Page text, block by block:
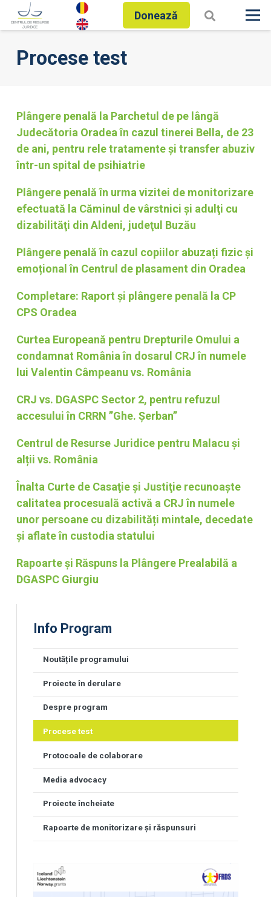
Donează
Procese test
Plângere penală la Parchetul de pe lângă
Judecătoria Oradea în cazul tinerei Bella, de 23
de ani, pentru rele tratamente și transfer abuziv
într-un spital de psihiatrie
Plângere penală în urma vizitei de monitorizare
efectuată la Căminul de vârstnici şi adulţi cu
dizabilităţi din Aldeni, judeţul Buzău
Plângere penală în cazul copiilor abuzați fizic și
emoțional în Centrul de plasament din Oradea
Completare: Raport şi plângere penală la CP
CPS Oradea
Curtea Europeană pentru Drepturile Omului a
condamnat România în dosarul CRJ în numele
lui Valentin Câmpeanu vs. România
CRJ vs. DGASPC Sector 2, pentru refuzul
accesului în CRRN ”Ghe. Șerban”
Centrul de Resurse Juridice pentru Malacu și
alții vs. România
Înalta Curte de Casaţie şi Justiţie recunoaște
calitatea procesuală activă a CRJ în numele
unor persoane cu dizabilități mintale, decedate
și aflate în custodia statului
Rapoarte şi Răspuns la Plângere Prealabilă a
DGASPC Giurgiu
Info Program
Noutățile programului
Proiecte în derulare
Despre program
Procese test
Protocoale de colaborare
Media advocacy
Proiecte încheiate
Rapoarte de monitorizare și răspunsuri